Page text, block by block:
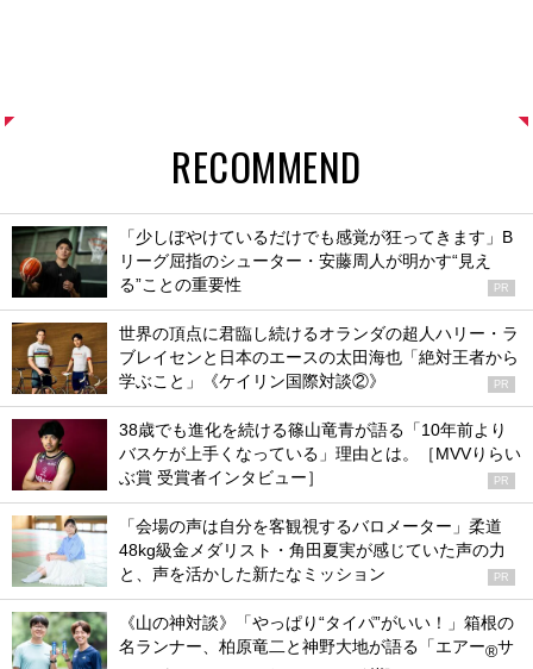
RECOMMEND
「少しぼやけているだけでも感覚が狂ってきます」B
リーグ屈指のシューター・安藤周人が明かす“見え
る”ことの重要性
PR
世界の頂点に君臨し続けるオランダの超人ハリー・ラ
ブレイセンと日本のエースの太田海也「絶対王者から
学ぶこと」《ケイリン国際対談②》
PR
38歳でも進化を続ける篠山竜青が語る「10年前より
バスケが上手くなっている」理由とは。［MVVりらい
ぶ賞 受賞者インタビュー］
PR
「会場の声は自分を客観視するバロメーター」柔道
48kg級金メダリスト・角田夏実が感じていた声の力
と、声を活かした新たなミッション
PR
《山の神対談》「やっぱり“タイパ”がいい！」箱根の
名ランナー、柏原竜二と神野大地が語る「エアー®サ